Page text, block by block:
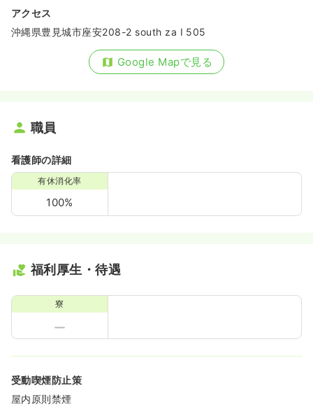
アクセス
沖縄県豊見城市座安208-2 south za I 505
Google Mapで見る
職員
看護師の詳細
有休消化率
100%
福利厚生・待遇
寮
受動喫煙防止策
屋内原則禁煙